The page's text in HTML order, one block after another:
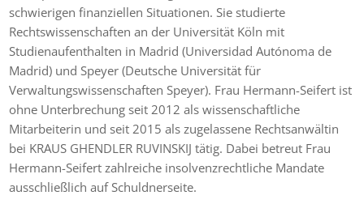
schwierigen finanziellen Situationen. Sie studierte
Rechtswissenschaften an der Universität Köln mit
Studienaufenthalten in Madrid (Universidad Autónoma de
Madrid) und Speyer (Deutsche Universität für
Verwaltungswissenschaften Speyer). Frau Hermann-Seifert ist
ohne Unterbrechung seit 2012 als wissenschaftliche
Mitarbeiterin und seit 2015 als zugelassene Rechtsanwältin
bei KRAUS GHENDLER RUVINSKIJ tätig. Dabei betreut Frau
Hermann-Seifert zahlreiche insolvenzrechtliche Mandate
ausschließlich auf Schuldnerseite.